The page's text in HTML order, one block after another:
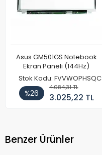
Asus GM501GS Notebook
Ekran Paneli (144Hz)
Stok Kodu: FVVWOPHSQC
%26
4.084,31 TL
3.025,22 TL
Benzer Ürünler